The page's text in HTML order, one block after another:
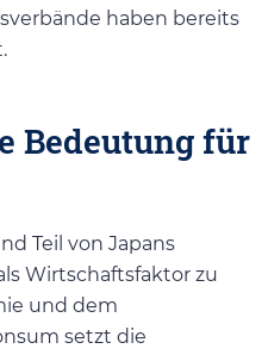
haben bereits
Bedeutung für
Teil von Japans
Wirtschaftsfaktor zu
und dem
setzt die